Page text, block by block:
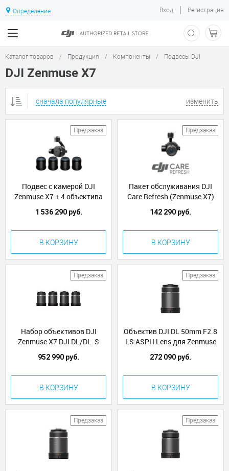
Определение Вход | Регистрация
Каталог товаров / Продукция / Компоненты / Подвесы DJI
DJI Zenmuse X7
сначала популярные изменить
Предзаказ
Подвес с камерой DJI
Zenmuse X7 + 4 объектива
16,24,35,50mm
1 536 290 руб.
В КОРЗИНУ
Предзаказ
Пакет обслуживания DJI
Care Refresh (Zenmuse X7)
142 290 руб.
В КОРЗИНУ
Предзаказ
Набор объективов DJI
Zenmuse X7 DJI DL/DL-S
Lens Set (PART14)
952 990 руб.
В КОРЗИНУ
Предзаказ
Объектив DJI DL 50mm F2.8
LS ASPH Lens для Zenmuse
X7 (Part4)
272 090 руб.
В КОРЗИНУ
Предзаказ Предзаказ